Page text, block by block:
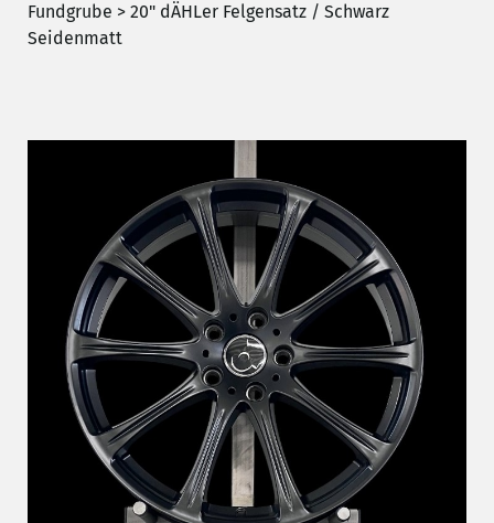
Fundgrube > 20" dÄHLer Felgensatz / Schwarz
Seidenmatt